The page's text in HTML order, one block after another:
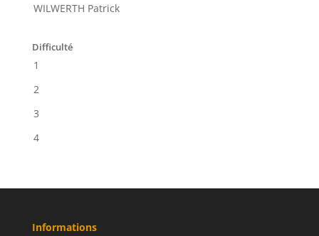
WILWERTH Patrick
Difficulté
1
2
3
4
Informations